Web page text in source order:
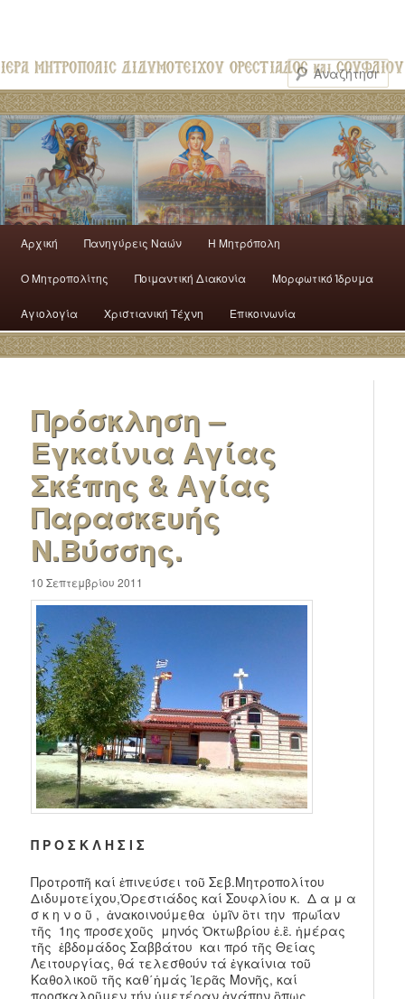
Αρχική Πανηγύρεις Ναών H Mητρόπολη
Ο Mητροπολίτης Ποιμαντική Διακονία Μορφωτικό Ίδρυμα
Αγιολογία Χριστιανική Τέχνη Επικοινωνία
Πρόσκληση –
Εγκαίνια Αγίας
Σκέπης & Αγίας
Παρασκευής
Ν.Βύσσης.
10 Σεπτεμβρίου 2011
Π Ρ Ο Σ Κ Λ Η Σ Ι Σ
Προτροπῆ καί ἐπινεύσει τοῦ Σεβ.Μητροπολίτου
Διδυμοτείχου,Ὀρεστιάδος καί Σουφλίου κ. Δ α μ α
σ κ η ν ο ῦ , ἀνακοινούμεθα ὑμῖν ὃτι την πρωΐαν
τῆς 1ης προσεχοῦς μηνός Ὀκτωβρίου ἐ.ἒ. ἡμέρας
τῆς ἐβδομάδος Σαββάτου και πρό τῆς Θείας
Λειτουργίας, θά τελεσθούν τά ἐγκαίνια τοῦ
Καθολικοῦ τῆς καθ΄ἡμάς Ἱερᾶς Μονῆς, καί